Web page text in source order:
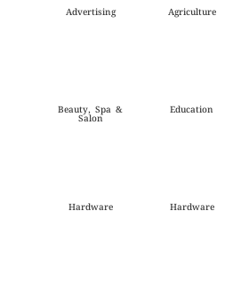
Advertising Agriculture
Beauty, Spa &
Salon
Education
Hardware Hardware